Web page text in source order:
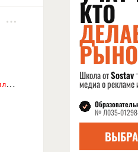
Digital (web-дизайн, интернет-реклама и продвижение, интернет-сообщества и блоги, интернет-коммуникации, мобильный маркетинг, реклама на цифровых экранах)